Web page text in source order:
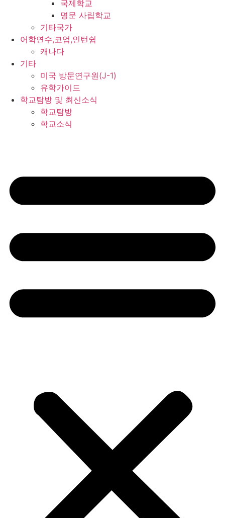
국제학교
명문 사립학교
기타국가
어학연수,코업,인턴쉽
캐나다
기타
미국 방문연구원(J-1)
유학가이드
학교탐방 및 최신소식
학교탐방
학교소식